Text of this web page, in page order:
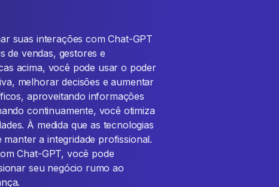
suas interações com Chat-GPT
de vendas, gestores e
acima, você pode usar o poder
melhorar decisões e aumentar
aproveitando informações
continuamente, você otimiza
À medida que as tecnologias
a integridade profissional.
Chat-GPT, você pode
seu negócio rumo ao